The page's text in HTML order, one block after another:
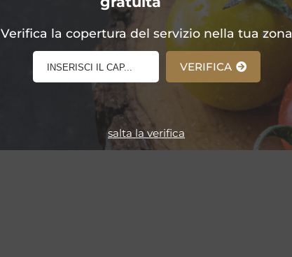
E-Shop!
Verifica la copertura del servizio nella tua zona
VERIFICA
salta la verifica